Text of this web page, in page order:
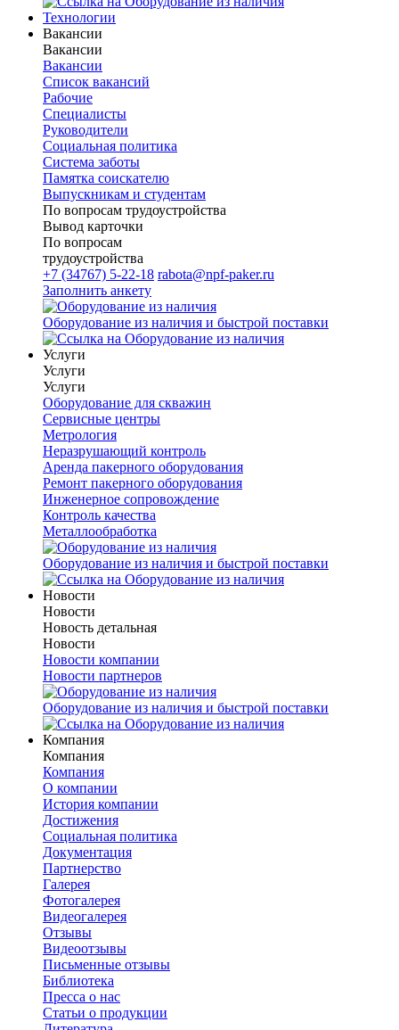
Технологии
Вакансии
Вакансии
Вакансии
Список вакансий
Рабочие
Специалисты
Руководители
Cоциальная политика
Система заботы
Памятка соискателю
Выпускникам и студентам
По вопросам трудоустройства
Вывод карточки
По вопросам
трудоустройства
+7 (34767) 5-22-18 rabota@npf-paker.ru
Заполнить анкету
Оборудование из наличия и быстрой поставки
Услуги
Услуги
Услуги
Оборудование для скважин
Сервисные центры
Метрология
Неразрушающий контроль
Аренда пакерного оборудования
Ремонт пакерного оборудования
Инженерное сопровождение
Контроль качества
Металлообработка
Оборудование из наличия и быстрой поставки
Новости
Новости
Новость детальная
Новости
Новости компании
Новости партнеров
Оборудование из наличия и быстрой поставки
Компания
Компания
Компания
О компании
История компании
Достижения
Социальная политика
Документация
Партнерство
Галерея
Фотогалерея
Видеогалерея
Отзывы
Видеоотзывы
Письменные отзывы
Библиотека
Пресса о нас
Статьи о продукции